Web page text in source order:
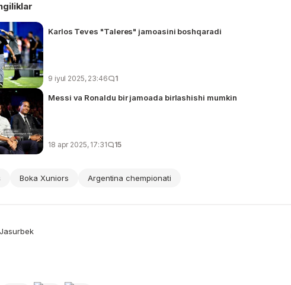
Karlos Teves "Taleres" jamoasini boshqaradi
9 iyul 2025, 23:46 1
Messi va Ronaldu bir jamoada birlashishi mumkin
18 apr 2025, 17:31 15
Boka Xuniors Argentina chempionati